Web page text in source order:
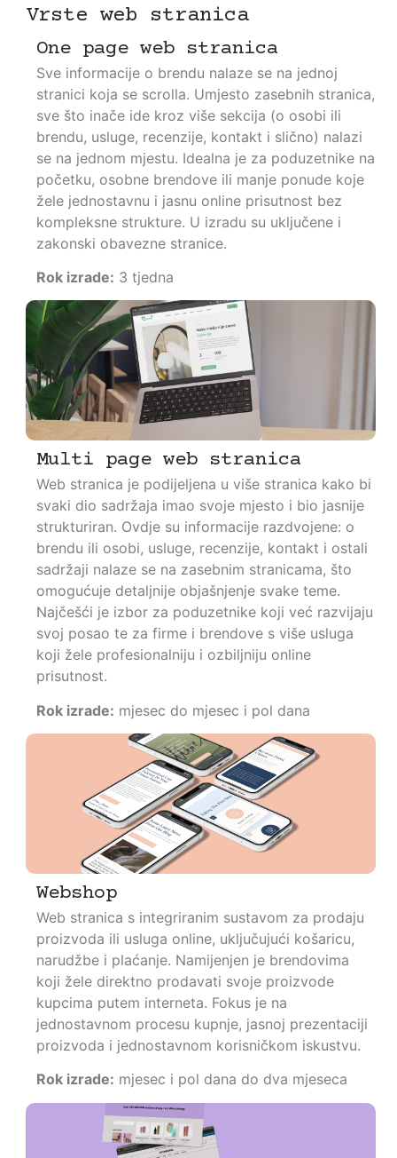
Vrste web stranica
One page web stranica
Sve informacije o brendu nalaze se na jednoj
stranici koja se scrolla. Umjesto zasebnih stranica,
sve što inače ide kroz više sekcija (o osobi ili
brendu, usluge, recenzije, kontakt i slično) nalazi
se na jednom mjestu. Idealna je za poduzetnike na
početku, osobne brendove ili manje ponude koje
žele jednostavnu i jasnu online prisutnost bez
kompleksne strukture. U izradu su uključene i
zakonski obavezne stranice.
Rok izrade: 3 tjedna
Multi page web stranica
Web stranica je podijeljena u više stranica kako bi
svaki dio sadržaja imao svoje mjesto i bio jasnije
strukturiran. Ovdje su informacije razdvojene: o
brendu ili osobi, usluge, recenzije, kontakt i ostali
sadržaji nalaze se na zasebnim stranicama, što
omogućuje detaljnije objašnjenje svake teme.
Najčešći je izbor za poduzetnike koji već razvijaju
svoj posao te za firme i brendove s više usluga
koji žele profesionalniju i ozbiljniju online
prisutnost.
Rok izrade: mjesec do mjesec i pol dana
Webshop
Web stranica s integriranim sustavom za prodaju
proizvoda ili usluga online, uključujući košaricu,
narudžbe i plaćanje. Namijenjen je brendovima
koji žele direktno prodavati svoje proizvode
kupcima putem interneta. Fokus je na
jednostavnom procesu kupnje, jasnoj prezentaciji
proizvoda i jednostavnom korisničkom iskustvu.
Rok izrade: mjesec i pol dana do dva mjeseca